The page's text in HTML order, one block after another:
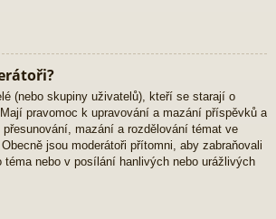
(nebo skupiny uživatelů), kteří se starají o
pravomoc k upravování a mazání příspěvků a
mazání a rozdělování témat ve
jsou moderátoři přítomni, aby zabraňovali
nebo v posílání hanlivých nebo urážlivých